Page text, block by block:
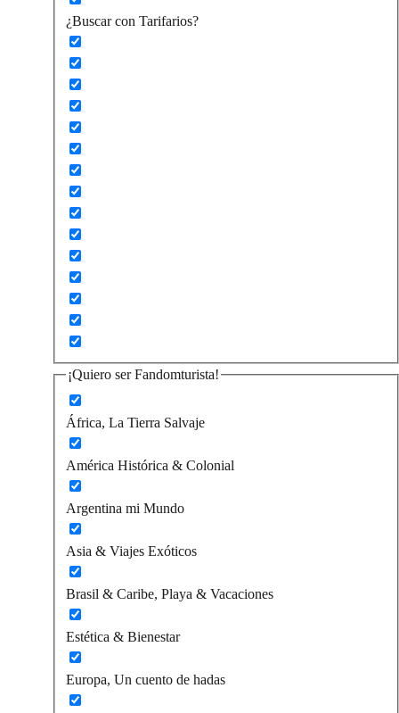
¿Buscar con Tarifarios?
¡Quiero ser Fandomturista!
África, La Tierra Salvaje
América Histórica & Colonial
Argentina mi Mundo
Asia & Viajes Exóticos
Brasil & Caribe, Playa & Vacaciones
Estética & Bienestar
Europa, Un cuento de hadas